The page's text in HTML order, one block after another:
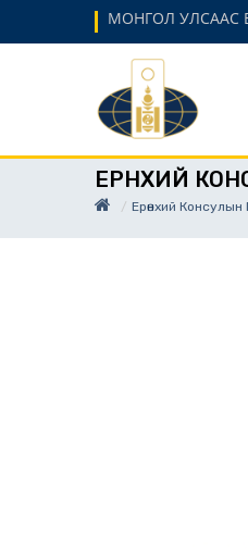
МОНГОЛ УЛСААС
ЕРӨНХИЙ
Ерөнхий